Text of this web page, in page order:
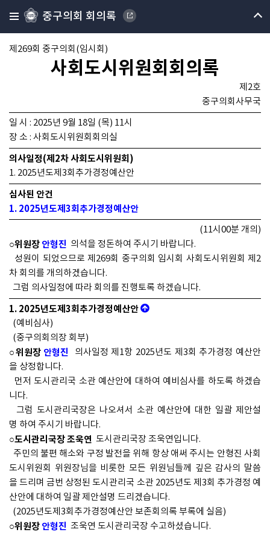
중구의회 회의록
제269회 중구의회(임시회)
사회도시위원회회의록
제2호
중구의회사무국
일 시 : 2025년 9월 18일 (목) 11시
장 소 : 사회도시위원회회의실
의사일정(제2차 사회도시위원회)
1. 2025년도제3회추가경정예산안
심사된 안건
1. 2025년도제3회추가경정예산안
(11시00분 개의)
○위원장 안형진 의석을 정돈하여 주시기 바랍니다.
성원이 되었으므로 제269회 중구의회 임시회 사회도시위원회 제2
차 회의를 개의하겠습니다.
그럼 의사일정에 따라 회의를 진행토록 하겠습니다.
1. 2025년도제3회추가경정예산안
(예비심사)
(중구의회의장 회부)
○위원장 안형진 의사일정 제1항 2025년도 제3회 추가경정 예산안
을 상정합니다.
먼저 도시관리국 소관 예산안에 대하여 예비심사를 하도록 하겠습
니다.
그럼 도시관리국장은 나오셔서 소관 예산안에 대한 일괄 제안설
명 하여 주시기 바랍니다.
○도시관리국장 조욱연 도시관리국장 조욱연입니다.
주민의 불편 해소와 구정 발전을 위해 항상 애써 주시는 안형진 사회
도시위원회 위원장님을 비롯한 모든 위원님들께 깊은 감사의 말씀
을 드리며 금번 상정된 도시관리국 소관 2025년도 제3회 추가경정 예
산안에 대하여 일괄 제안설명 드리겠습니다.
(2025년도제3회추가경정예산안 보존회의록 부록에 실음)
○위원장 안형진 조욱연 도시관리국장 수고하셨습니다.